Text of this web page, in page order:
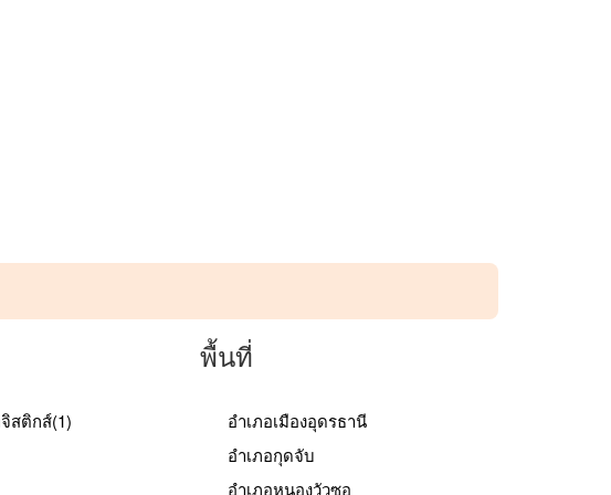
นหาธุรกิจท้องถิ่นได้ง่ายในที่เดียว
สติกส์(1)
พื้นที่
อำเภอเมืองอุดรธานี
อำเภอกุดจับ
อำเภอหนองวัวซอ